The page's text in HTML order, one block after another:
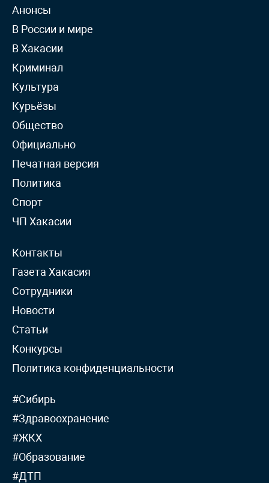
Анонсы
В России и мире
В Хакасии
Криминал
Культура
Курьёзы
Общество
Официально
Печатная версия
Политика
Спорт
ЧП Хакасии
Контакты
Газета Хакасия
Сотрудники
Новости
Статьи
Конкурсы
Политика конфиденциальности
#Сибирь
#Здравоохранение
#ЖКХ
#Образование
#ДТП